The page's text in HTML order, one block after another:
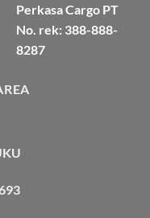
Perkasa Cargo PT
No. rek: 388-888-
8287